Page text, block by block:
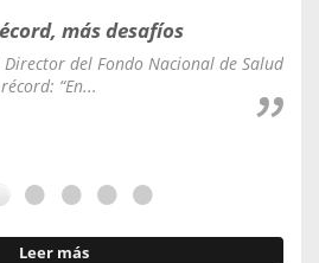
más desafíos
Director del Fondo Nacional de Salud
“En...
Leer más